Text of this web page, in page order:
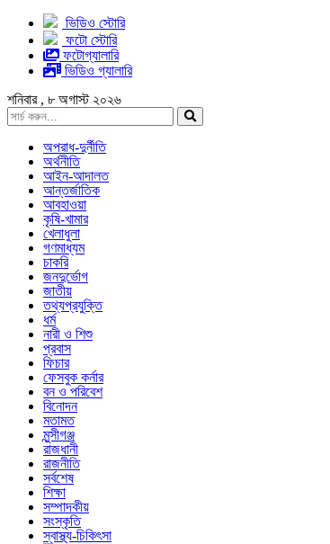
ভিডিও স্টোরি
ফটো স্টোরি
ফটোগ্যালারি
ভিডিও গ্যালারি
শনিবার , ৮ অগাস্ট ২০২৬
অপরাধ-দুর্নীতি
অর্থনীতি
আইন-আদালত
আন্তর্জাতিক
আবহাওয়া
কৃষি-খামার
খেলাধুলা
গণমাধ্যম
চাকরি
জনদুর্ভোগ
জাতীয়
তথ্যপ্রযুক্তি
ধর্ম
নারী ও শিশু
প্রবাস
ফিচার
ফেসবুক কর্নার
বন ও পরিবেশ
বিনোদন
মতামত
মুন্সীগঞ্জ
রাজধানী
রাজনীতি
সর্বশেষ
শিক্ষা
সম্পাদকীয়
সংস্কৃতি
স্বাস্থ্য-চিকিৎসা